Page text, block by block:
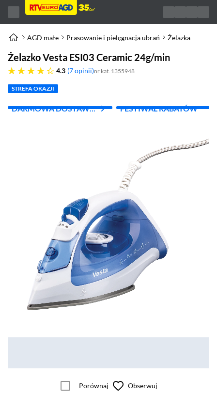
AGD małe Prasowanie i pielęgnacja ubrań Żelazka
Żelazko Vesta ESI03 Ceramic 24g/min
4.3
4.3 gwiazdek 7 opinii nr kat. 1355948
STREFA OKAZJI
DARMOWA DOSTAWA
FESTIWAL RABATÓW
Porównaj Obserwuj